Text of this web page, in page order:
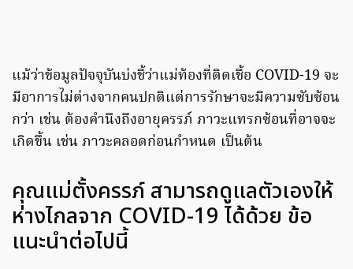
แม้ว่าข้อมูลปัจจุบันบ่งชี้ว่าแม่ท้องที่ติดเชื้อ COVID-19 จะ
มีอาการไม่ต่างจากคนปกติแต่การรักษาจะมีความซับซ้อน
กว่า เช่น ต้องคำนึงถึงอายุครรภ์ ภาวะแทรกซ้อนที่อาจจะ
เกิดขึ้น เช่น ภาวะคลอดก่อนกำหนด เป็นต้น
คุณแม่ตั้งครรภ์ สามารถดูแลตัวเองให้
ห่างไกลจาก COVID-19 ได้ด้วย ข้อ
แนะนำต่อไปนี้